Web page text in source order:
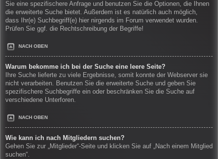
Sie eine spezifischere Anfrage und benutzen Sie die Optionen, die Ihnen
die erweiterte Suche bietet. Außerdem ist es natürlich auch möglich,
dass Ihr(e) Suchbegriff(e) hier nirgends im Forum verwendet wurden.
Prüfen Sie ggf. die Rechtschreibung der Begriffe!
NACH OBEN
Warum bekomme ich bei der Suche eine leere Seite?
Ihre Suche lieferte zu viele Ergebnisse, somit konnte der Webserver sie
nicht verarbeiten. Benutzen Sie die erweiterte Suche und geben Sie
spezifischere Suchbegriffe ein oder beschränken Sie die Suche auf
verschiedene Unterforen.
NACH OBEN
Wie kann ich nach Mitgliedern suchen?
Gehen Sie zur „Mitglieder“-Seite und klicken Sie auf „Nach einem Mitglied
suchen“.